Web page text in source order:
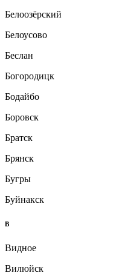
Белоозёрский
Белоусово
Беслан
Богородицк
Бодайбо
Боровск
Братск
Брянск
Бугры
Буйнакск
В
Видное
Вилюйск